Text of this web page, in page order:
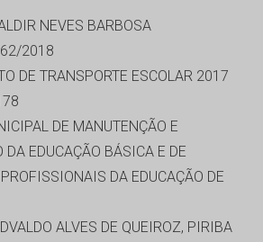
NEVES BARBOSA
2018
DE TRANSPORTE ESCOLAR 2017
DE MANUTENÇÃO E
DA EDUCAÇÃO BÁSICA E DE
DA EDUCAÇÃO DE
ALVES DE QUEIROZ, PIRIBA